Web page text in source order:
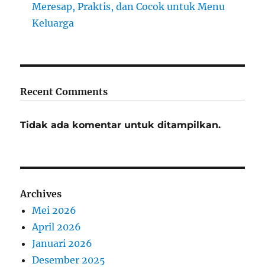
Meresap, Praktis, dan Cocok untuk Menu
Keluarga
Recent Comments
Tidak ada komentar untuk ditampilkan.
Archives
Mei 2026
April 2026
Januari 2026
Desember 2025